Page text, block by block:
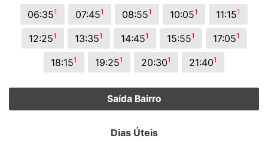
06:351 07:451 08:551 10:051 11:151
12:251 13:351 14:451 15:551 17:051
18:151 19:251 20:301 21:401
Saída Bairro
Dias Úteis